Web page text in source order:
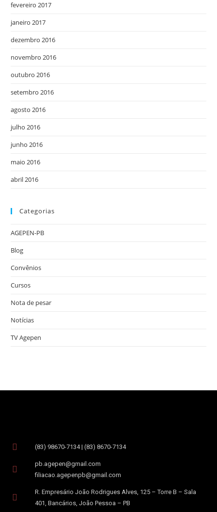
fevereiro 2017
janeiro 2017
dezembro 2016
novembro 2016
outubro 2016
setembro 2016
agosto 2016
julho 2016
junho 2016
maio 2016
abril 2016
Categorias
AGEPEN-PB
Blog
Convênios
Cursos
Nota de pesar
Notícias
TV Agepen
(83) 98670-7134 | (83) 8670-7134
pb.agepen@gmail.com
filiacao.agepenpb@gmail.com
R. Empresário João Rodrigues Alves, 125 – Torre B – Sala
401, Bancários, João Pessoa – PB